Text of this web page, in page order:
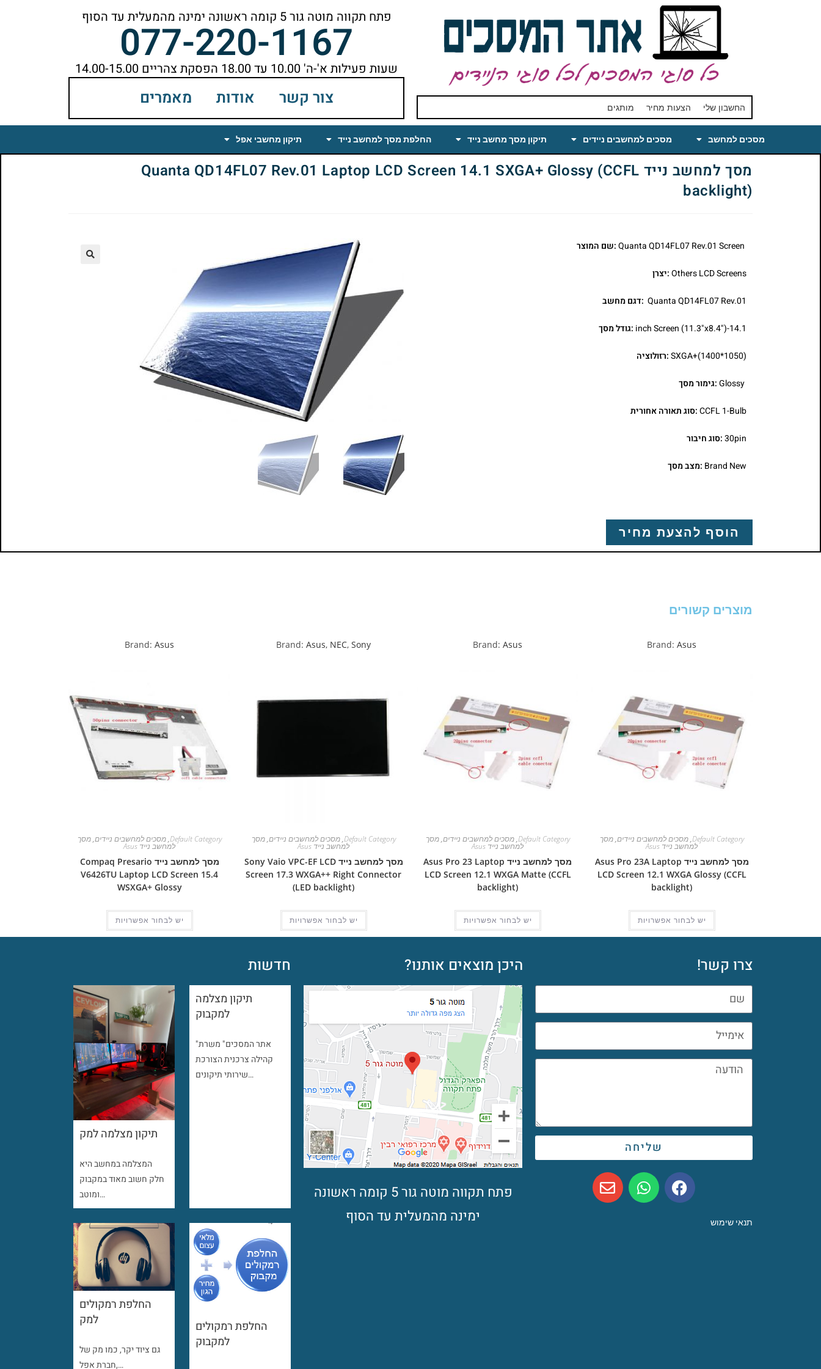
החשבון שלי הצעות מחיר מותגים
פתח תקווה מוטה גור 5 קומה ראשונה ימינה מהמעלית עד הסוף
077-220-1167שעות פעילות א'-ה' 10.00 עד 18.00 הפסקת צהריים 14.00-15.00
צור קשר אודות מאמרים
מסכים למחשב מסכים למחשבים ניידים תיקון מסך מחשב נייד החלפת מסך למחשב נייד תיקון מחשבי אפל
מסך למחשב נייד Quanta QD14FL07 Rev.01 Laptop LCD Screen 14.1 SXGA+ Glossy (CCFL
backlight)
:שם המוצר
Others LCD Screens:יצרן
Quanta QD14FL07 Rev.01 :דגם מחשב
14.1-inch Screen (11.3"x8.4") :גודל מסך
SXGA+(1400*1050):רזולוציה
Glossy:גימור מסך
CCFL 1-Bulb:סוג תאורה אחורית
30pin:סוג חיבור
Brand New :מצב מסך
הוסף להצעת מחיר
מוצרים קשורים
Brand: Asus
Default Category
,מסכים למחשבים ניידים,מסך
למחשב נייד Asus
מסך למחשב נייד Asus Pro 23A Laptop
LCD Screen 12.1 WXGA Glossy (CCFL
backlight)
יש לבחור אפשרויות
Brand: Asus
Default Category
,מסכים למחשבים ניידים,מסך
למחשב נייד Asus
מסך למחשב נייד Asus Pro 23 Laptop
LCD Screen 12.1 WXGA Matte (CCFL
backlight)
יש לבחור אפשרויות
Brand: Asus, NEC, Sony
Default Category
,מסכים למחשבים ניידים,מסך
למחשב נייד Asus
מסך למחשב נייד Sony Vaio VPC-EF LCD
Screen 17.3 WXGA++ Right Connector
(LED backlight)
יש לבחור אפשרויות
Brand: Asus
Default Category
,מסכים למחשבים ניידים,מסך
למחשב נייד Asus
מסך למחשב נייד Compaq Presario
V6426TU Laptop LCD Screen 15.4
WSXGA+ Glossy
יש לבחור אפשרויות
צרו קשר!
שליחה
תנאי שימוש
היכן מוצאים אותנו?
פתח תקווה מוטה גור 5 קומה ראשונה
ימינה מהמעלית עד הסוף
חדשות
תיקון מצלמה למק
המצלמה במחשב היא
חלק חשוב מאוד במקבוק
ומוטב…
תיקון מצלמה
למקבוק
"אתר המסכים" משרת
קהילה צרכנית הצורכת
שירותי תיקונים…
החלפת רמקולים
למק
גם ציוד יקר, כמו מק של
חברת אפל,…
החלפת רמקולים
למקבוק